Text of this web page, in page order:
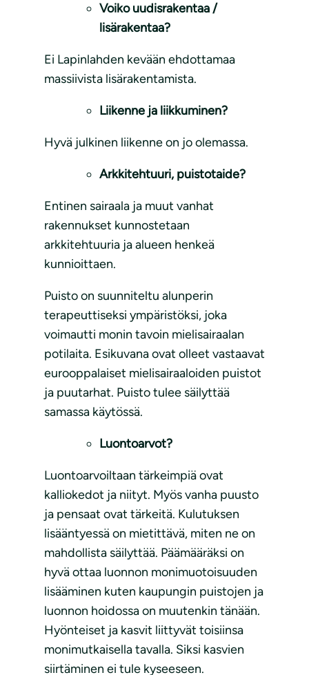
Voiko uudisrakentaa /
lisärakentaa?
Ei Lapinlahden kevään ehdottamaa
massiivista lisärakentamista.
Liikenne ja liikkuminen?
Hyvä julkinen liikenne on jo olemassa.
Arkkitehtuuri, puistotaide?
Entinen sairaala ja muut vanhat
rakennukset kunnostetaan
arkkitehtuuria ja alueen henkeä
kunnioittaen.
Puisto on suunniteltu alunperin
terapeuttiseksi ympäristöksi, joka
voimautti monin tavoin mielisairaalan
potilaita. Esikuvana ovat olleet vastaavat
eurooppalaiset mielisairaaloiden puistot
ja puutarhat. Puisto tulee säilyttää
samassa käytössä.
Luontoarvot?
Luontoarvoiltaan tärkeimpiä ovat
kalliokedot ja niityt. Myös vanha puusto
ja pensaat ovat tärkeitä. Kulutuksen
lisääntyessä on mietittävä, miten ne on
mahdollista säilyttää. Päämääräksi on
hyvä ottaa luonnon monimuotoisuuden
lisääminen kuten kaupungin puistojen ja
luonnon hoidossa on muutenkin tänään.
Hyönteiset ja kasvit liittyvät toisiinsa
monimutkaisella tavalla. Siksi kasvien
siirtäminen ei tule kyseeseen.